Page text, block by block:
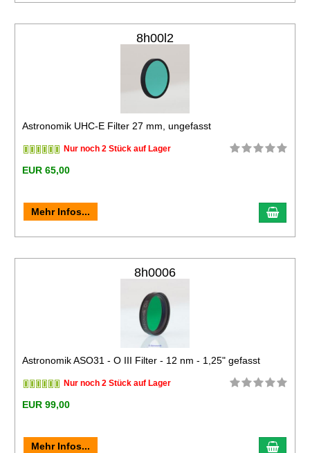
8h00l2
Astronomik UHC-E Filter 27 mm, ungefasst
Nur noch 2 Stück auf Lager
EUR 65,00
Mehr Infos...
8h0006
Astronomik ASO31 - O III Filter - 12 nm - 1,25" gefasst
Nur noch 2 Stück auf Lager
EUR 99,00
Mehr Infos...